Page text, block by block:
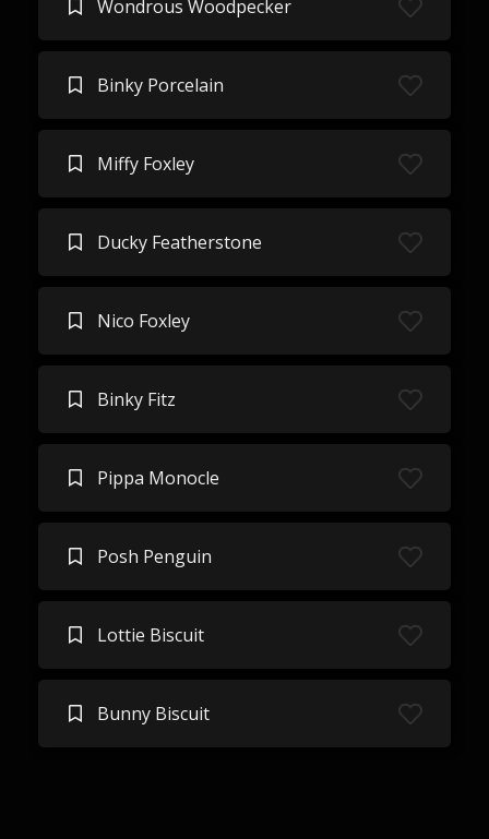
Wondrous Woodpecker
Binky Porcelain
Miffy Foxley
Ducky Featherstone
Nico Foxley
Binky Fitz
Pippa Monocle
Posh Penguin
Lottie Biscuit
Bunny Biscuit